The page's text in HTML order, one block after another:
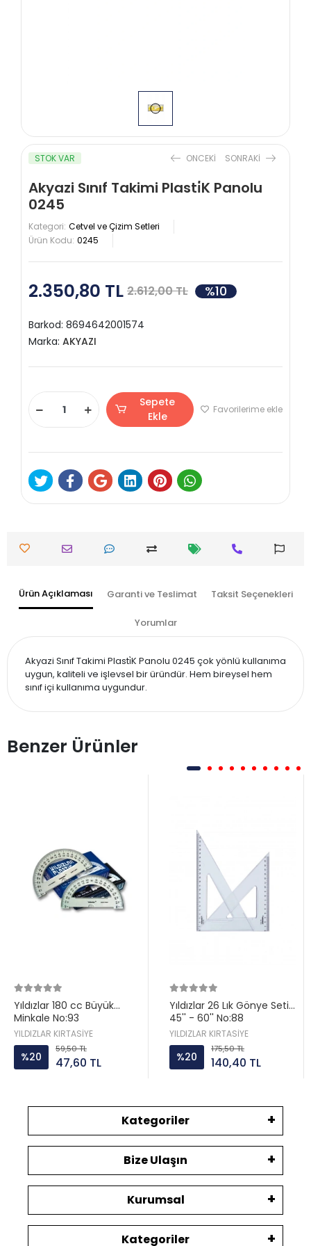
STOK VAR ONCEKI SONRAKI
Akyazi Sınıf Takimi Plasti̇K Panolu
0245
Kategori: Cetvel ve Çizim Setleri
Ürün Kodu: 0245
2.350,80 TL 2.612,00 TL %10
Barkod: 8694642001574
Marka: AKYAZI
Sepete
Ekle
Favorilerime ekle
Ürün Açıklaması Garanti ve Teslimat Taksit Seçenekleri
Yorumlar
Akyazi Sınıf Takimi Plasti̇K Panolu 0245 çok yönlü kullanıma
uygun, kaliteli ve işlevsel bir üründür. Hem bireysel hem
sınıf içi kullanıma uygundur.
Benzer Ürünler
Yıldızlar 180 cc Büyük
Minkale No:93
YILDIZLAR KIRTASİYE
%20
59,50 TL
47,60 TL
Yıldızlar 26 Lık Gönye Seti
45'' - 60'' No:88
YILDIZLAR KIRTASİYE
%20
175,50 TL
140,40 TL
Kategoriler
Bize Ulaşın
Kurumsal
Kategoriler